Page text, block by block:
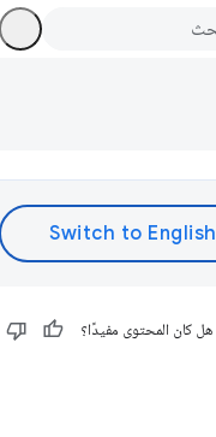
هل كان المحتوى مفيدًا؟